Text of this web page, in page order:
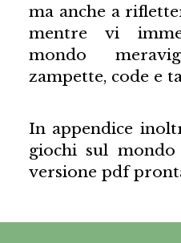
ma anche a
mentre vi
mondo
zampette, code e
In appendice
giochi sul mondo
versione pdf